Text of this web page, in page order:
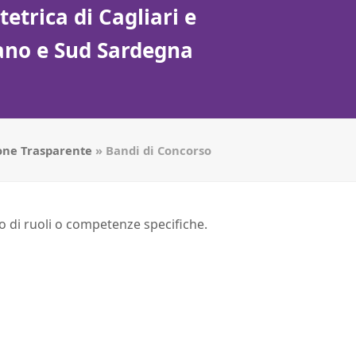
di Cagliari e
e Sud Sardegna
Trasparente » Bandi di Concorso
di ruoli o competenze specifiche.